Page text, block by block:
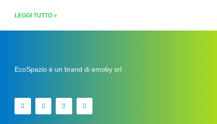
LEGGI TUTTO »
EcoSpazio è un brand di emoby srl